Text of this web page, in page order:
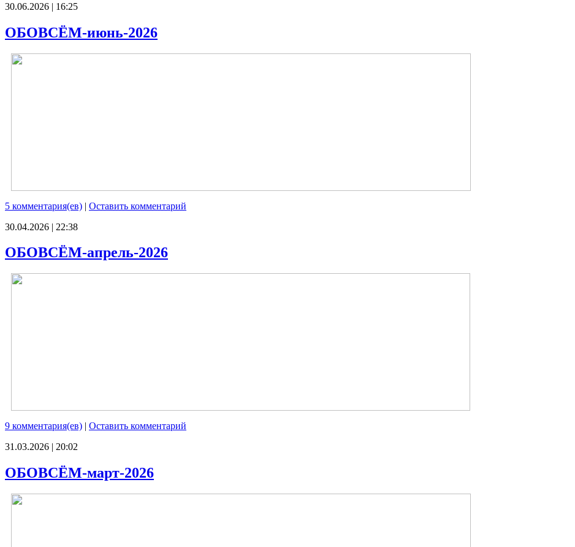
30.06.2026 | 16:25
ОБОВСЁМ-июнь-2026
5 комментария(ев) | Оставить комментарий
30.04.2026 | 22:38
ОБОВСЁМ-апрель-2026
9 комментария(ев) | Оставить комментарий
31.03.2026 | 20:02
ОБОВСЁМ-март-2026